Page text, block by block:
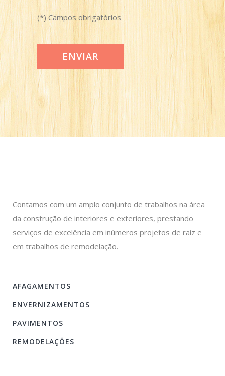
(*) Campos obrigatórios
Contamos com um amplo conjunto de trabalhos na área
da construção de interiores e exteriores, prestando
serviços de excelência em inúmeros projetos de raiz e
em trabalhos de remodelação.
AFAGAMENTOS
ENVERNIZAMENTOS
PAVIMENTOS
REMODELAÇÕES